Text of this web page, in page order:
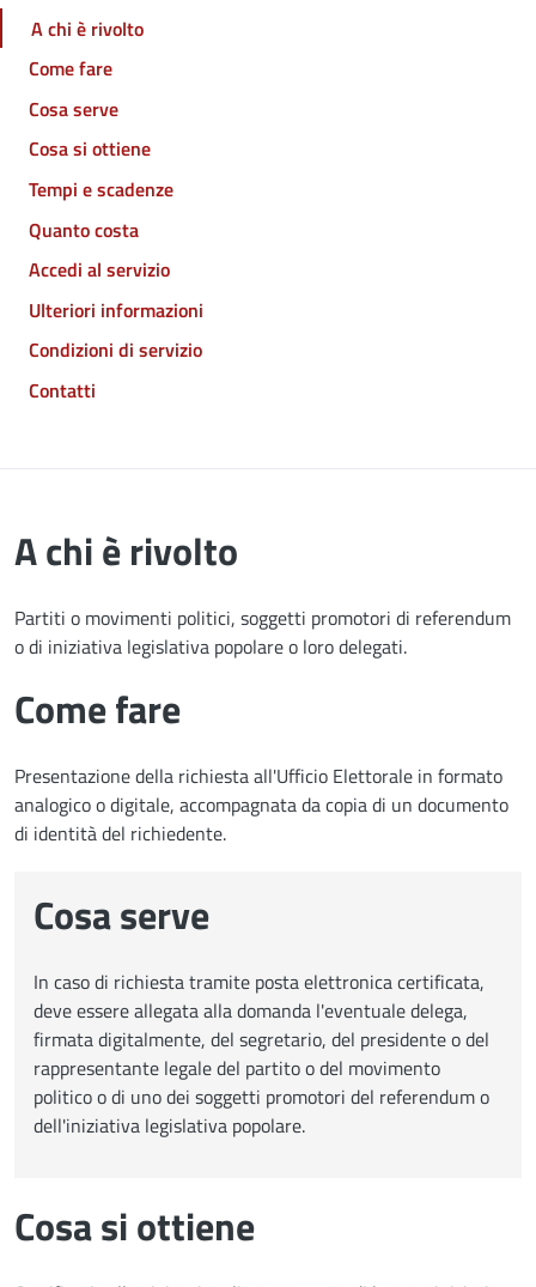
A chi è rivolto
Come fare
Cosa serve
Cosa si ottiene
Tempi e scadenze
Quanto costa
Accedi al servizio
Ulteriori informazioni
Condizioni di servizio
Contatti
A chi è rivolto
Partiti o movimenti politici, soggetti promotori di referendum
o di iniziativa legislativa popolare o loro delegati.
Come fare
Presentazione della richiesta all'Ufficio Elettorale in formato
analogico o digitale, accompagnata da copia di un documento
di identità del richiedente.
Cosa serve
In caso di richiesta tramite posta elettronica certificata,
deve essere allegata alla domanda l'eventuale delega,
firmata digitalmente, del segretario, del presidente o del
rappresentante legale del partito o del movimento
politico o di uno dei soggetti promotori del referendum o
dell'iniziativa legislativa popolare.
Cosa si ottiene